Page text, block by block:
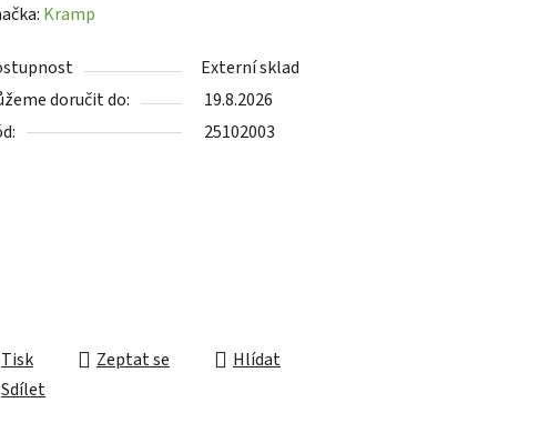
Kramp
Externí sklad
doručit do:
19.8.2026
25102003
Tisk Zeptat se
Hlídat
Sdílet